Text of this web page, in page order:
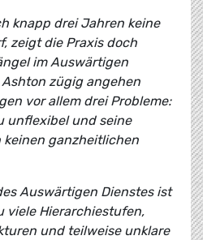
knapp drei Jahren keine
zeigt die Praxis doch
im Auswärtigen
zügig angehen
vor allem drei Probleme:
unflexibel und seine
ganzheitlichen
Auswärtigen Dienstes ist
viele Hierarchiestufen,
und teilweise unklare